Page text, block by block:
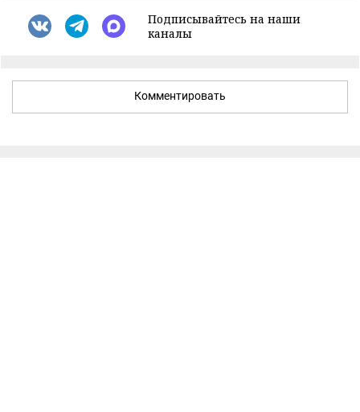
Подписывайтесь на наши
каналы
Комментировать